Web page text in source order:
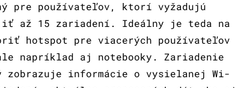
pre používateľov, ktorí vyžadujú
až 15 zariadení. Ideálny je teda na
hotspot pre viacerých používateľov
napríklad aj notebooky. Zariadenie
informácie o vysielanej Wi-